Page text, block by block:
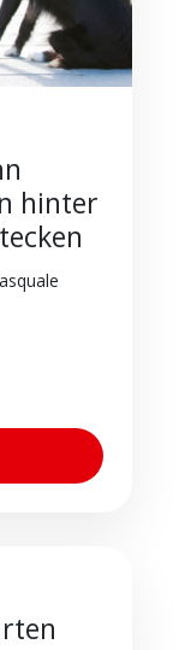
hinter